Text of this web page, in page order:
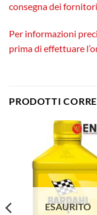
consegna dei
Per informazioni
prima di effettuare
PRODOTTI
ESAURITO